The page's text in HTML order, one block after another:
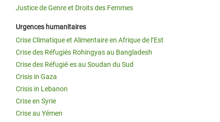
Justice de Genre et Droits des Femmes
Urgences humanitaires
Crise Climatique et Alimentaire en Afrique de l’Est
Crise des Réfugiés Rohingyas au Bangladesh
Crise des Réfugié·es au Soudan du Sud
Crisis in Gaza
Crisis in Lebanon
Crise en Syrie
Crise au Yémen